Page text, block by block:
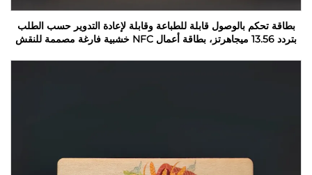
بطاقة تحكم بالوصول قابلة للطباعة وقابلة لإعادة التدوير حسب الطلب
بتردد 13.56 ميجاهرتز، بطاقة أعمال NFC خشبية فارغة مصممة للنقش